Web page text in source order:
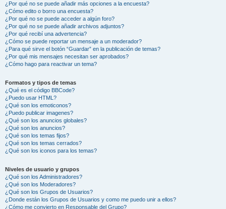
¿Por qué no se puede añadir más opciones a la encuesta?
¿Cómo edito o borro una encuesta?
¿Por qué no se puede acceder a algún foro?
¿Por qué no se puede añadir archivos adjuntos?
¿Por qué recibí una advertencia?
¿Cómo se puede reportar un mensaje a un moderador?
¿Para qué sirve el botón “Guardar” en la publicación de temas?
¿Por qué mis mensajes necesitan ser aprobados?
¿Cómo hago para reactivar un tema?
Formatos y tipos de temas
¿Qué es el código BBCode?
¿Puedo usar HTML?
¿Qué son los emoticonos?
¿Puedo publicar imagenes?
¿Qué son los anuncios globales?
¿Qué son los anuncios?
¿Qué son los temas fijos?
¿Qué son los temas cerrados?
¿Qué son los iconos para los temas?
Niveles de usuario y grupos
¿Qué son los Administradores?
¿Qué son los Moderadores?
¿Qué son los Grupos de Usuarios?
¿Donde están los Grupos de Usuarios y como me puedo unir a ellos?
¿Cómo me convierto en Responsable del Grupo?